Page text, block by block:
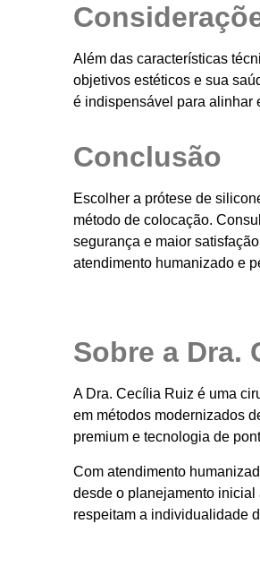
Além das características
objetivos estéticos e sua
é indispensável para alinhar
Conclusão
Escolher a prótese de
método de colocação.
segurança e maior
atendimento humanizado e
Sobre a Dra.
A Dra. Cecília Ruiz é uma
em métodos modernizados
premium e tecnologia de
Com atendimento
desde o planejamento inicial
respeitam a individualidade